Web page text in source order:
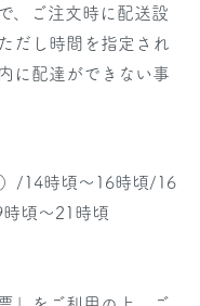
、ご注文時に配送設
だし時間を指定され
に配達ができない事
/14時頃～16時頃/16
頃～21時頃